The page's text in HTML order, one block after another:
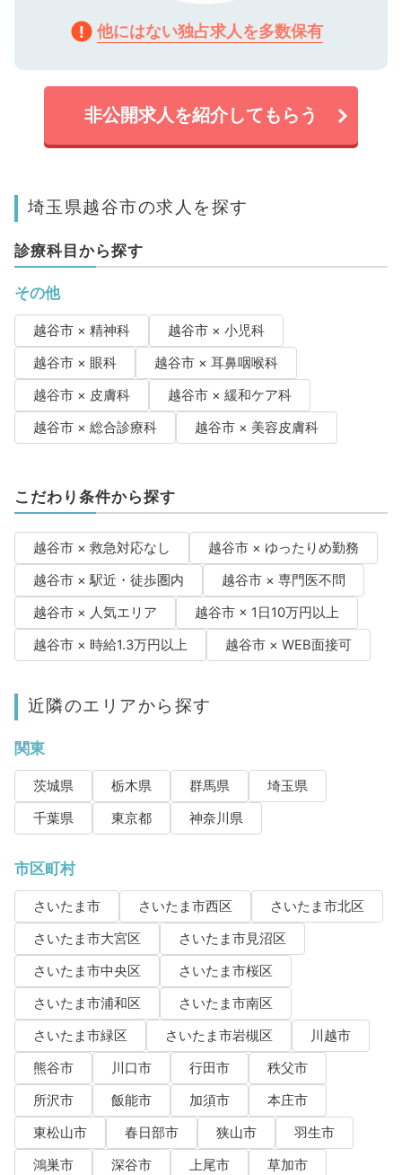
他にはない独占求人を多数保有
非公開求人を紹介してもらう
埼玉県越谷市の求人を探す
診療科目から探す
その他
越谷市 × 精神科
越谷市 × 小児科
越谷市 × 眼科
越谷市 × 耳鼻咽喉科
越谷市 × 皮膚科
越谷市 × 緩和ケア科
越谷市 × 総合診療科
越谷市 × 美容皮膚科
こだわり条件から探す
越谷市 × 救急対応なし
越谷市 × ゆったりめ勤務
越谷市 × 駅近・徒歩圏内
越谷市 × 専門医不問
越谷市 × 人気エリア
越谷市 × 1日10万円以上
越谷市 × 時給1.3万円以上
越谷市 × WEB面接可
近隣のエリアから探す
関東
茨城県 栃木県 群馬県
埼玉県
千葉県
東京都 神奈川県
市区町村
さいたま市 さいたま市西区
さいたま市北区
さいたま市大宮区
さいたま市見沼区
さいたま市中央区
さいたま市桜区
さいたま市浦和区
さいたま市南区
さいたま市緑区
さいたま市岩槻区
川越市
熊谷市
川口市 行田市
秩父市
所沢市
飯能市 加須市
本庄市
東松山市
春日部市 狭山市
羽生市
鴻巣市
深谷市 上尾市
草加市